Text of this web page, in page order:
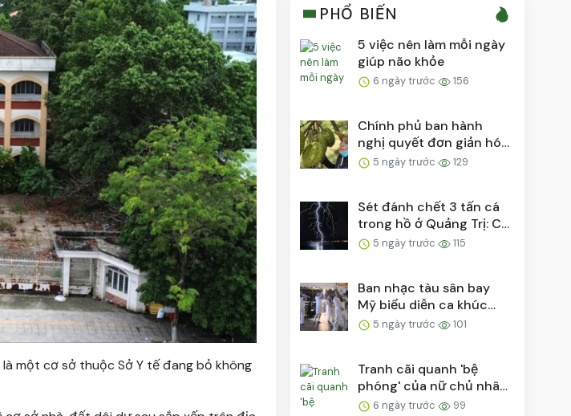
một cơ sở thuộc Sở Y tế đang bỏ không
PHỔ BIẾN
5 việc nên làm mỗi ngày
giúp não khỏe
6 ngày trước 156
Chính phủ ban hành
nghị quyết đơn giản hóa
thủ tục cấp mã số...
5 ngày trước 129
Sét đánh chết 3 tấn cá
trong hồ ở Quảng Trị: Có
thể sét đánh...
5 ngày trước 115
Ban nhạc tàu sân bay
Mỹ biểu diễn ca khúc
'Việt Nam ơi' bên ...
5 ngày trước 101
Tranh cãi quanh 'bệ
phóng' của nữ chủ nhân
giải Fields
6 ngày trước 99